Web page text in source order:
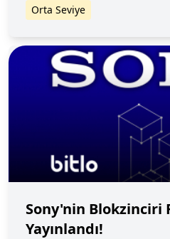
Orta Seviye
Sony'nin Blokzinciri
Yayınlandı!